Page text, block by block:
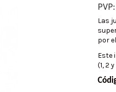
PVP:
Las
por
Este
(1, 2